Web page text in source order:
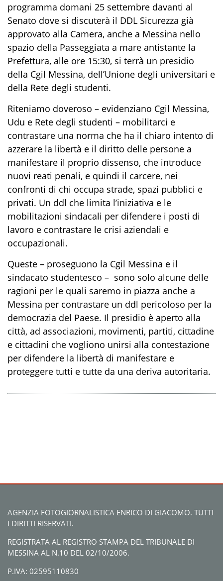
programma domani 25 settembre davanti al
Senato dove si discuterà il DDL Sicurezza già
approvato alla Camera, anche a Messina nello
spazio della Passeggiata a mare antistante la
Prefettura, alle ore 15:30, si terrà un presidio
della Cgil Messina, dell’Unione degli universitari e
della Rete degli studenti.
Riteniamo doveroso – evidenziano Cgil Messina,
Udu e Rete degli studenti – mobilitarci e
contrastare una norma che ha il chiaro intento di
azzerare la libertà e il diritto delle persone a
manifestare il proprio dissenso, che introduce
nuovi reati penali, e quindi il carcere, nei
confronti di chi occupa strade, spazi pubblici e
privati. Un ddl che limita l’iniziativa e le
mobilitazioni sindacali per difendere i posti di
lavoro e contrastare le crisi aziendali e
occupazionali.
Queste – proseguono la Cgil Messina e il
sindacato studentesco – sono solo alcune delle
ragioni per le quali saremo in piazza anche a
Messina per contrastare un ddl pericoloso per la
democrazia del Paese. Il presidio è aperto alla
città, ad associazioni, movimenti, partiti, cittadine
e cittadini che vogliono unirsi alla contestazione
per difendere la libertà di manifestare e
proteggere tutti e tutte da una deriva autoritaria.
AGENZIA FOTOGIORNALISTICA ENRICO DI GIACOMO. TUTTI
I DIRITTI RISERVATI.
REGISTRATA AL REGISTRO STAMPA DEL TRIBUNALE DI
MESSINA AL N.10 DEL 02/10/2006.
P.IVA: 02595110830